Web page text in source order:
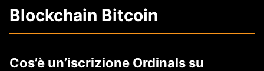
Blockchain Bitcoin
Cos’è un’iscrizione Ordinals su